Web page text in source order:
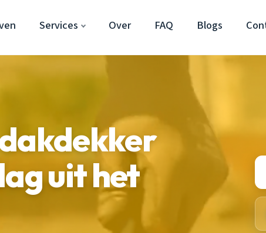
Services Over FAQ Blogs
uit het